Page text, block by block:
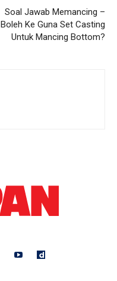
Soal Jawab Memancing –
Boleh Ke Guna Set Casting
Untuk Mancing Bottom?